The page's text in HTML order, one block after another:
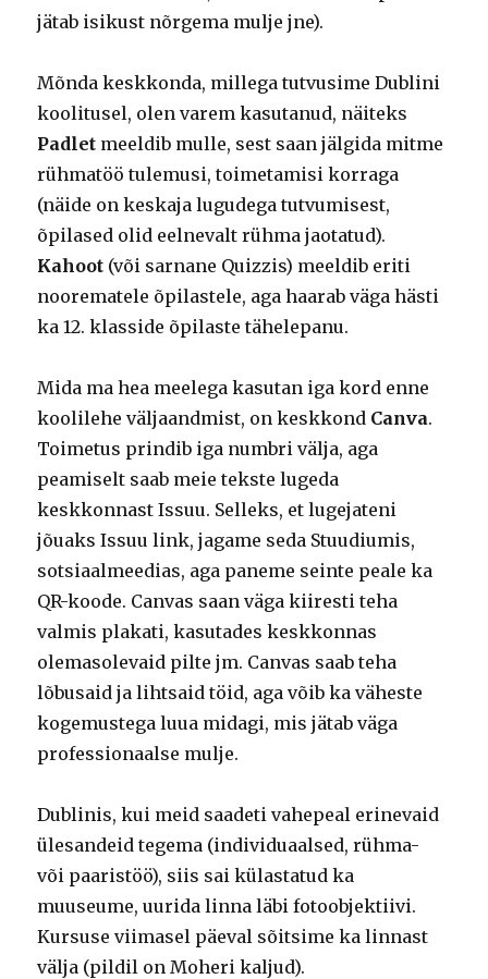
jätab isikust nõrgema mulje jne).
Mõnda keskkonda, millega tutvusime Dublini
koolitusel, olen varem kasutanud, näiteks
Padlet meeldib mulle, sest saan jälgida mitme
rühmatöö tulemusi, toimetamisi korraga
(näide on keskaja lugudega tutvumisest,
õpilased olid eelnevalt rühma jaotatud).
Kahoot (või sarnane Quizzis) meeldib eriti
noorematele õpilastele, aga haarab väga hästi
ka 12. klasside õpilaste tähelepanu.
Mida ma hea meelega kasutan iga kord enne
koolilehe väljaandmist, on keskkond Canva.
Toimetus prindib iga numbri välja, aga
peamiselt saab meie tekste lugeda
keskkonnast Issuu. Selleks, et lugejateni
jõuaks Issuu link, jagame seda Stuudiumis,
sotsiaalmeedias, aga paneme seinte peale ka
QR-koode. Canvas saan väga kiiresti teha
valmis plakati, kasutades keskkonnas
olemasolevaid pilte jm. Canvas saab teha
lõbusaid ja lihtsaid töid, aga võib ka väheste
kogemustega luua midagi, mis jätab väga
professionaalse mulje.
Dublinis, kui meid saadeti vahepeal erinevaid
ülesandeid tegema (individuaalsed, rühma-
või paaristöö), siis sai külastatud ka
muuseume, uurida linna läbi fotoobjektiivi.
Kursuse viimasel päeval sõitsime ka linnast
välja (pildil on Moheri kaljud).